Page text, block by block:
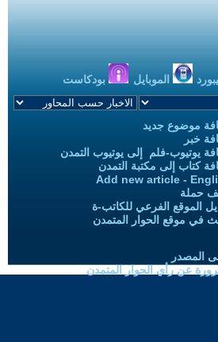
الموبايل بودكاست
موضوع جديد
خبر
يوتيوب-فلم إلى يوتيوب التمدن
كتاب إلى مكتبة التمدن
Add new article -
حملة
الموقع الفرعي للكاتب-ة
في موقع الحوار المتمدن
المصدر
عن رأي الحوار المتمدن